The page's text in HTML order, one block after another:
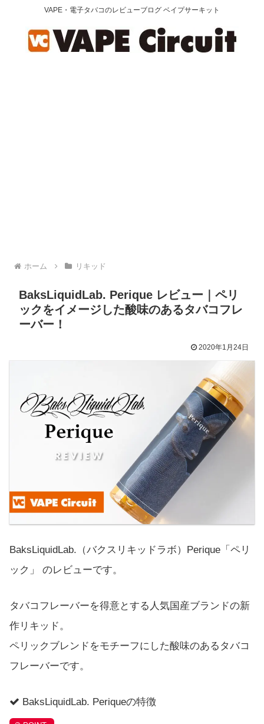
VAPE・電子タバコのレビューブログ ベイプサーキット
ホーム リキッド
BaksLiquidLab. Perique レビュー｜ペリ
ックをイメージした酸味のあるタバコフレ
ーバー！
2020年1月24日
BaksLiquidLab.（バクスリキッドラボ）Perique「ペリ
ック」 のレビューです。
タバコフレーバーを得意とする人気国産ブランドの新
作リキッド。
ペリックブレンドをモチーフにした酸味のあるタバコ
フレーバーです。
BaksLiquidLab. Periqueの特徴